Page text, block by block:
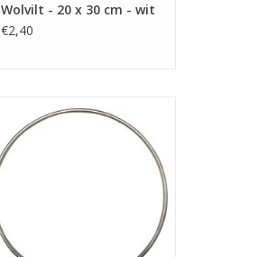
Wolvilt - 20 x 30 cm - wit
€2,40
ring roestvrij staal
TOEVOEGEN AAN WINKELWAGEN